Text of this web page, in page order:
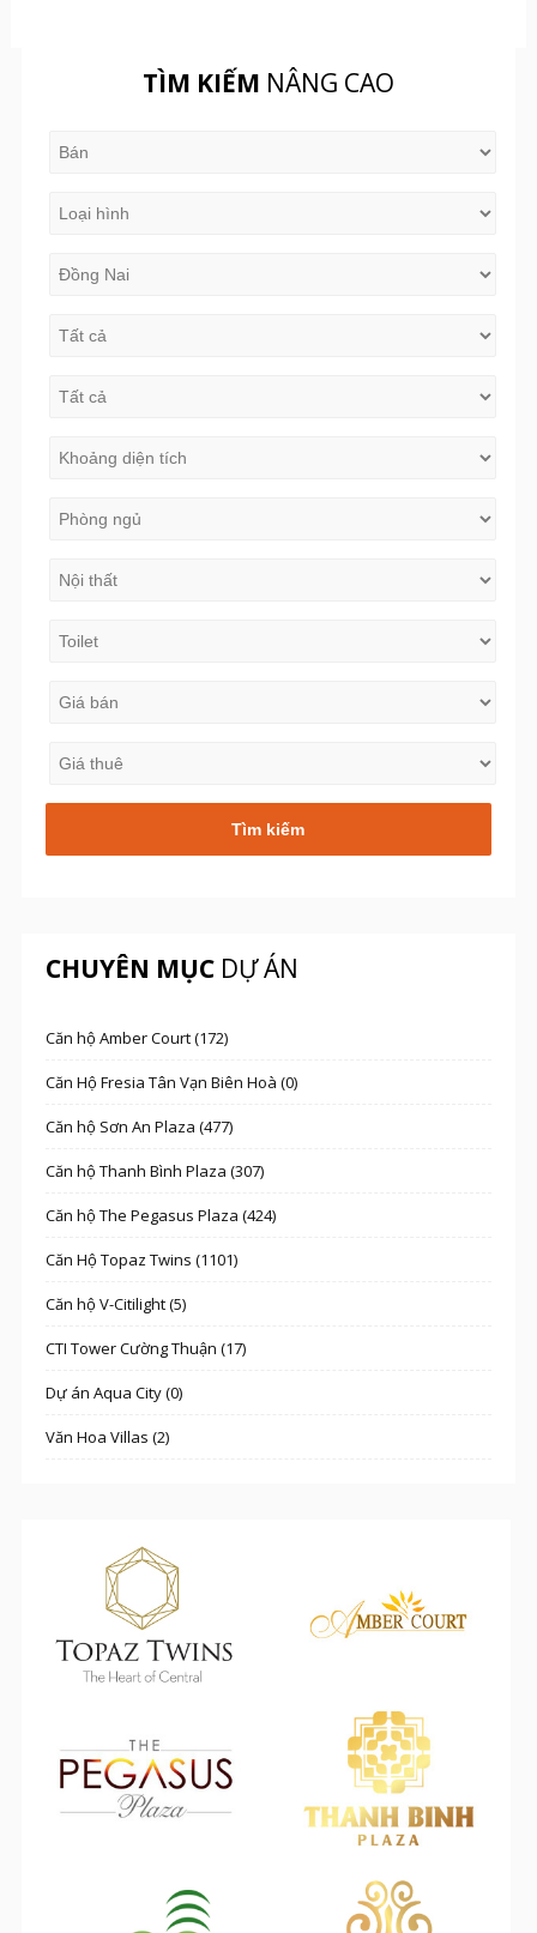
TÌM KIẾM NÂNG CAO
CHUYÊN MỤCDỰ ÁN
Căn hộ Amber Court (172)
Căn Hộ Fresia Tân Vạn Biên Hoà (0)
Căn hộ Sơn An Plaza (477)
Căn hộ Thanh Bình Plaza (307)
Căn hộ The Pegasus Plaza (424)
Căn Hộ Topaz Twins (1101)
Căn hộ V-Citilight (5)
CTI Tower Cường Thuận (17)
Dự án Aqua City (0)
Văn Hoa Villas (2)